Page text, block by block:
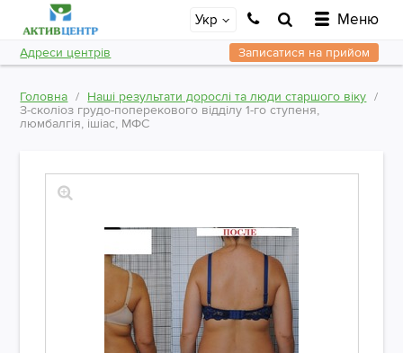
Укр Меню
Адреси центрів Записатися на прийом
Головна
Наші результати дорослі та люди старшого віку
З-сколіоз грудо-поперекового відділу 1-го ступеня,
люмбалгія, ішіас, МФС